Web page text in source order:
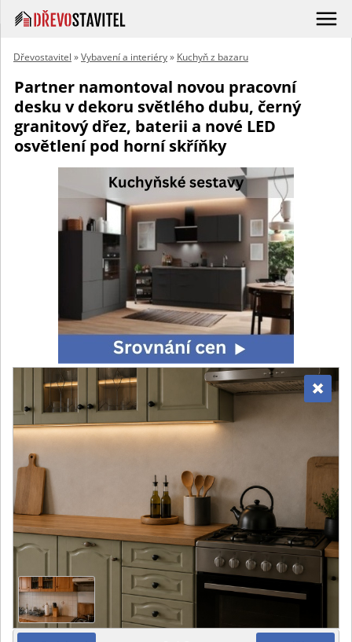
Dřevostavitel »Vybavení a interiéry» Kuchyň z bazaru
Partner namontoval novou pracovní
desku v dekoru světlého dubu, černý
granitový dřez, baterii a nové LED
osvětlení pod horní skříňky